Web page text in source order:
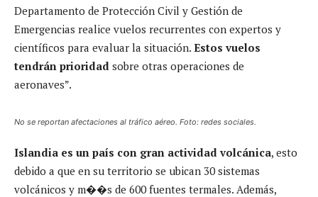
Departamento de Protección Civil y Gestión de
Emergencias realice vuelos recurrentes con expertos y
científicos para evaluar la situación. Estos vuelos
tendrán prioridad sobre otras operaciones de
aeronaves”.
No se reportan afectaciones al tráfico aéreo. Foto: redes sociales.
Islandia es un país con gran actividad volcánica, esto
debido a que en su territorio se ubican 30 sistemas
volcánicos y m��s de 600 fuentes termales. Además,